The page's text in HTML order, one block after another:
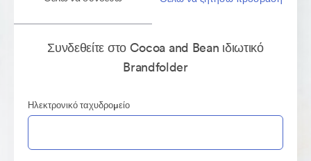
Συνδεθείτε στο Cocoa and Bean ιδιωτικό
Brandfolder
Ηλεκτρονικό ταχυδρομείο